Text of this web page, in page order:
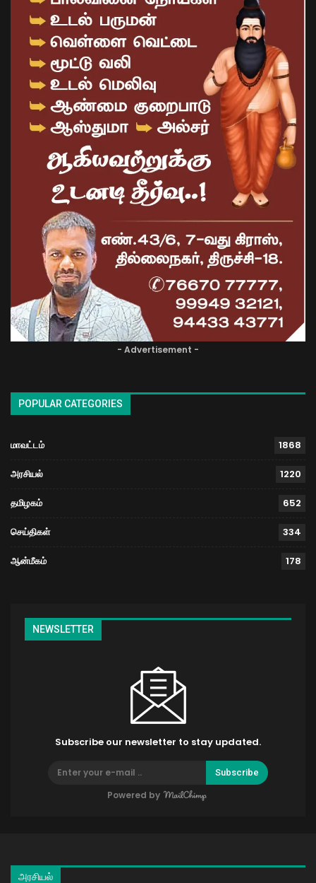
- Advertisement -
POPULAR CATEGORIES
மாவட்டம் 1868
அரசியல் 1220
தமிழகம் 652
செய்திகள் 334
ஆன்மீகம் 178
NEWSLETTER
Subscribe our newsletter to stay updated.
Subscribe
Powered by
அரசியல்